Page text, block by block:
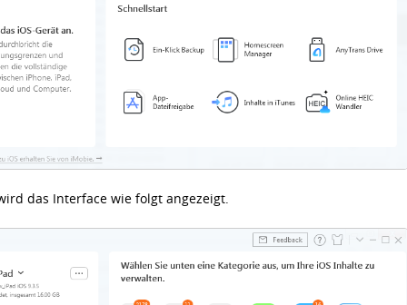
das Interface wie folgt angezeigt.